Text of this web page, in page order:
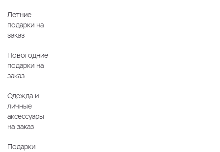
Летние
подарки на
заказ
Новогодние
подарки на
заказ
Одежда и
личные
аксессуары
на заказ
Подарки